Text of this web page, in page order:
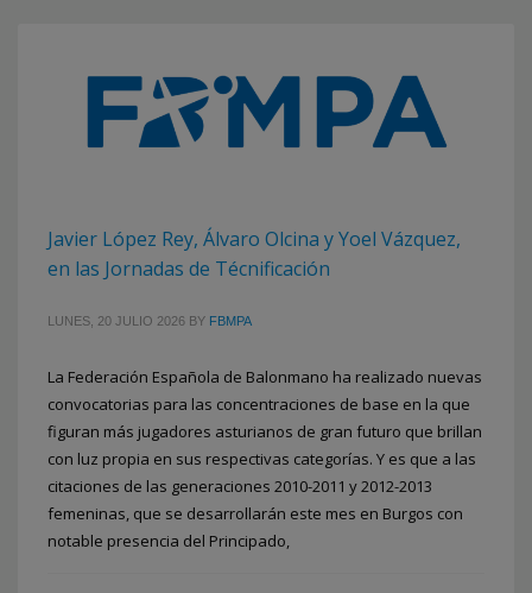
Javier López Rey, Álvaro Olcina y Yoel Vázquez,
en las Jornadas de Técnificación
LUNES, 20 JULIO 2026 BY FBMPA
La Federación Española de Balonmano ha realizado nuevas
convocatorias para las concentraciones de base en la que
figuran más jugadores asturianos de gran futuro que brillan
con luz propia en sus respectivas categorías. Y es que a las
citaciones de las generaciones 2010-2011 y 2012-2013
femeninas, que se desarrollarán este mes en Burgos con
notable presencia del Principado,